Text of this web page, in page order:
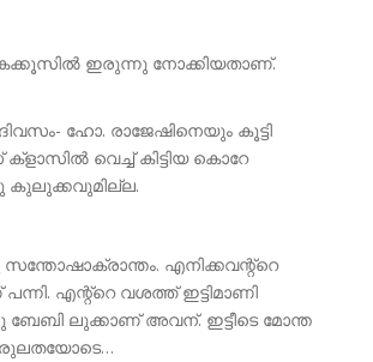
ഇരുന്നു നോക്കിയതാണ്.
ഹോ. രാജേഷിനെയും കൂട്ടി
വെച്ച് കിട്ടിയ കൊറേ
എനിക്കവന്റ്റെ
എന്റ്റെ വശത്ത് ഇട്ടിമാണി
ലുക്കാണ് അവന്. ഇട്ടീടെ മോന്ത